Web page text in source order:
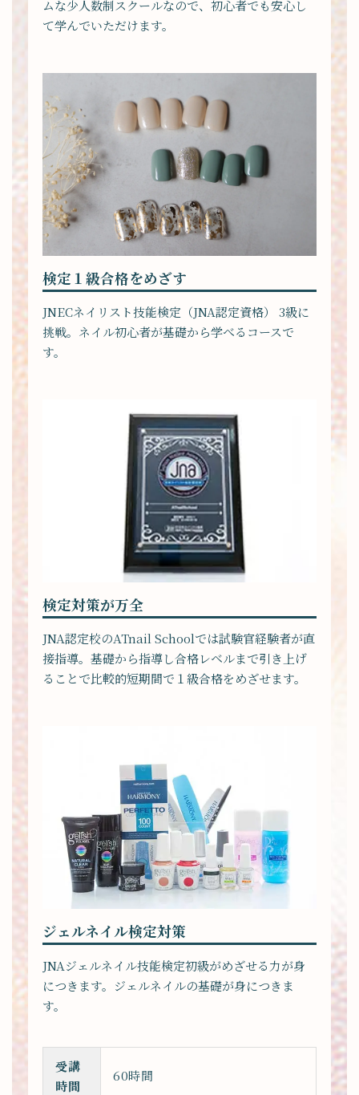
ムな少人数制スクールなので、初心者でも安心し
て学んでいただけます。
検定１級合格をめざす
JNECネイリスト技能検定（JNA認定資格） 3級に
挑戦。ネイル初心者が基礎から学べるコースで
す。
検定対策が万全
JNA認定校のATnail Schoolでは試験官経験者が直
接指導。基礎から指導し合格レベルまで引き上げ
ることで比較的短期間で１級合格をめざせます。
ジェルネイル検定対策
JNAジェルネイル技能検定初級がめざせる力が身
につきます。ジェルネイルの基礎が身につきま
す。
受講
時間
60時間